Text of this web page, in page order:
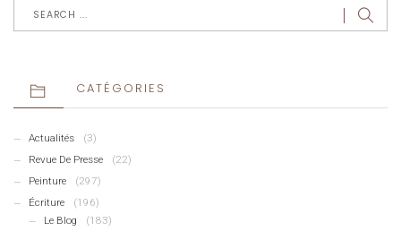
CATÉGORIES
Actualités
(3)
Revue De Presse
(22)
Peinture
(297)
Écriture
(196)
Le Blog
(183)